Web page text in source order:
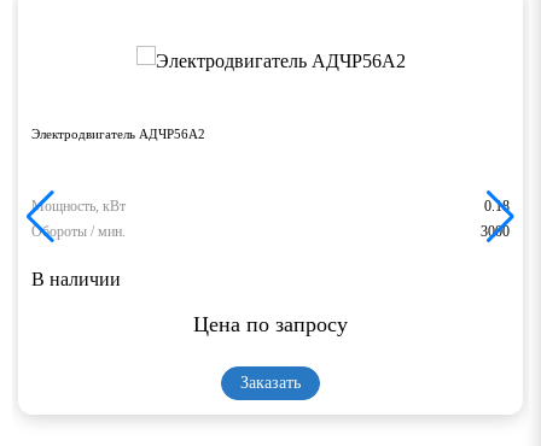
Электродвигатель АДЧР56А2
Мощность, кВт
0.18
Обороты / мин.
3000
В наличии
Цена по запросу
Заказать